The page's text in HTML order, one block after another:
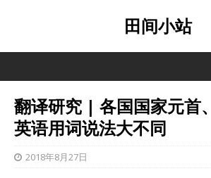
田间小站
翻译研究 | 各国国家元首
英语用词说法大不同
2018年8月27日